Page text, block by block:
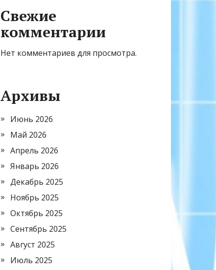
Свежие
комментарии
Нет комментариев для просмотра.
Архивы
Июнь 2026
Май 2026
Апрель 2026
Январь 2026
Декабрь 2025
Ноябрь 2025
Октябрь 2025
Сентябрь 2025
Август 2025
Июль 2025